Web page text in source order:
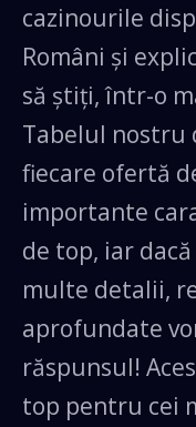
Afișați mai multe
cazinourile
Români și
să știți, într-o
Tabelul nostru
fiecare ofertă
importante
de top, iar
multe detalii,
aprofundate
răspunsul!
top pentru cei